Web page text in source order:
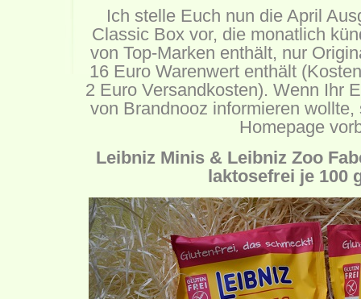
Ich stelle Euch nun die April
Classic Box vor, die monatlich
von Top-Marken enthält, nur
16 Euro Warenwert enthält
2 Euro Versandkosten). Wenn Ihr
von Brandnooz informieren
Homepage
Leibniz Minis & Leibniz Zoo
laktosefrei je 100